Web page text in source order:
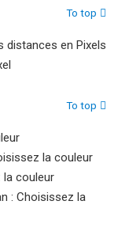
To top
distances en Pixels
To top
la couleur
la couleur
: Choisissez la